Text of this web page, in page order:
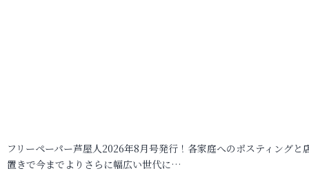
フリーペーパー芦屋人2026年8月号発行！各家庭へのポスティングと
置きで今までよりさらに幅広い世代に…